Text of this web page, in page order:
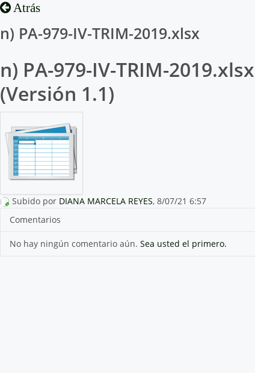
Atrás
n) PA-979-IV-TRIM-2019.xlsx
n) PA-979-IV-TRIM-2019.xlsx
(Versión 1.1)
Subido por DIANA MARCELA REYES, 8/07/21 6:57
Comentarios
No hay ningún comentario aún. Sea usted el primero.